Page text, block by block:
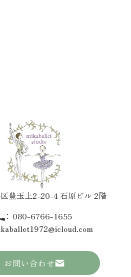
豊玉上2-20-4 石原ビル 2階
080-6766-1655
お問い合わせ